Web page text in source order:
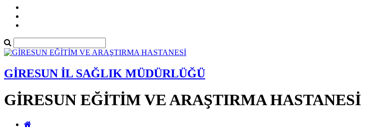
GİRESUN İL SAĞLIK MÜDÜRLÜĞÜ
GİRESUN EĞİTİM VE ARAŞTIRMA HASTANESİ